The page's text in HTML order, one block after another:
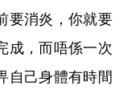
要消炎，你就要
成，而唔係一次
自己身體有時間